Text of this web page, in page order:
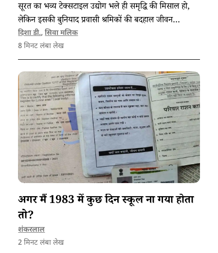
सूरत का भव्य टेक्सटाइल उद्योग भले ही समृद्धि की मिसाल हो,
लेकिन इसकी बुनियाद प्रवासी श्रमिकों की बदहाल जीवन
परिस्थितियों पर टिकी है।
दिशा डी.,सिवा मलिक
8 मिनट लंबा लेख
अगर मैं 1983 में कुछ दिन स्कूल ना गया होता
तो?
शंकरलाल
2 मिनट लंबा लेख